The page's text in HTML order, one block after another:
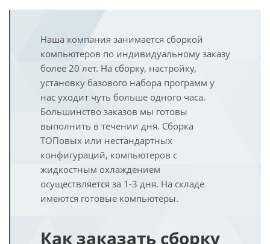
Наша компания занимается сборкой
компьютеров по индивидуальному заказу
более 20 лет. На сборку, настройку,
установку базового набора программ у
нас уходит чуть больше одного часа.
Большинство заказов мы готовы
выполнить в течении дня. Сборка
ТОПовых или нестандартных
конфигураций, компьютеров с
жидкостным охлаждением
осуществляется за 1-3 дня. На складе
имеются готовые компьютеры.
Как заказать сборку